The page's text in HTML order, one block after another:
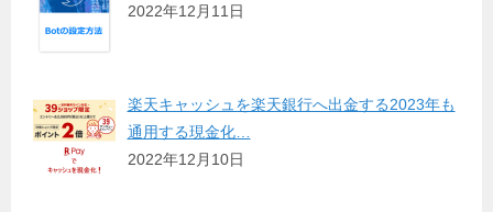
2022年12月11日
楽天キャッシュを楽天銀行へ出金する2023年も
通用する現金化…
2022年12月10日